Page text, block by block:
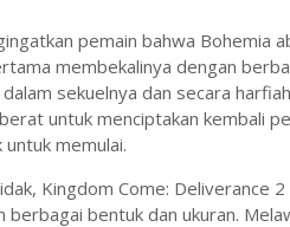
pemain bahwa Bohemia
membekalinya dengan
sekuelnya dan secara
untuk menciptakan kembali
memulai.
Kingdom Come: Deliverance
bentuk dan ukuran.